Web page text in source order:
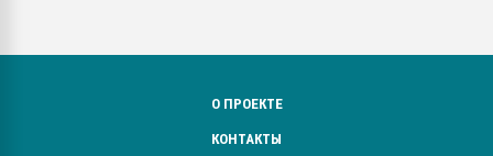
О ПРОЕКТЕ
КОНТАКТЫ